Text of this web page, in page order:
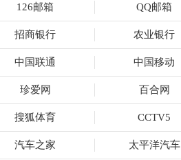
126邮箱 QQ邮箱
招商银行 农业银行
中国联通 中国移动
珍爱网 百合网
搜狐体育 CCTV5
汽车之家 太平洋汽车